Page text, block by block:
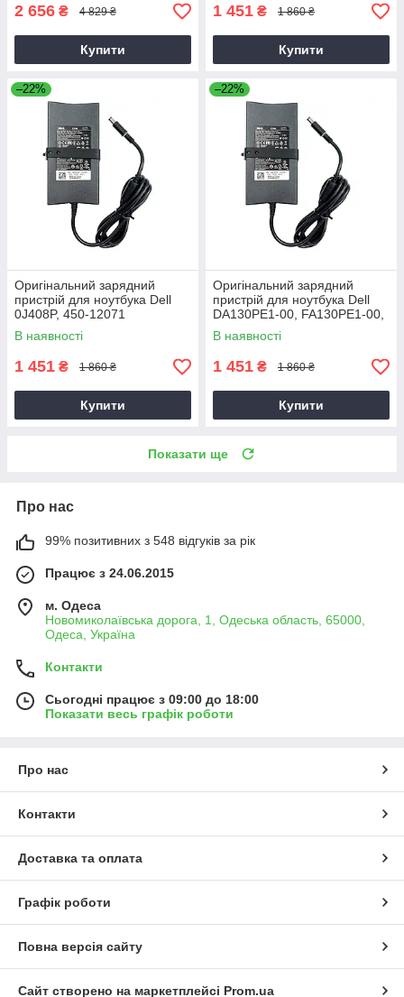
2 656 ₴ 4 829 ₴
Купити
1 451 ₴ 1 860 ₴
Купити
–22%
Оригінальний зарядний
пристрій для ноутбука Dell
0J408P, 450-12071
В наявності
1 451 ₴ 1 860 ₴
Купити
–22%
Оригінальний зарядний
пристрій для ноутбука Dell
DA130PE1-00, FA130PE1-00,
HA130PM160
В наявності
1 451 ₴ 1 860 ₴
Купити
Показати ще
Про нас
99% позитивних з 548 відгуків за рік
Працює з 24.06.2015
м. Одеса
Новомиколаївська дорога, 1, Одеська область, 65000,
Одеса, Україна
Контакти
Сьогодні працює з 09:00 до 18:00
Показати весь графік роботи
Про нас
Контакти
Доставка та оплата
Графік роботи
Повна версія сайту
Сайт створено на маркетплейсі Prom.ua